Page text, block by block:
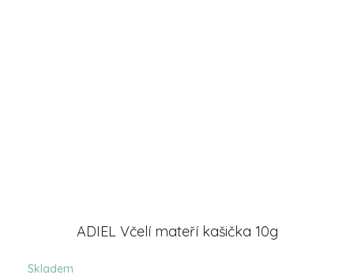
ADIEL Včelí mateří kašička 10g
Skladem